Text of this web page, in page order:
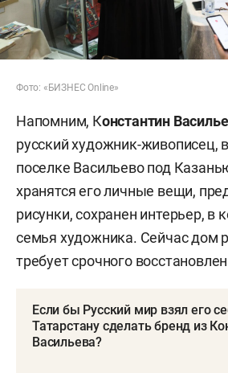
Фото: «БИЗНЕС Online»
Напомним, Константин
русский художник-живописец,
поселке Васильево под
хранятся его личные вещи,
рисунки, сохранен интерьер, в
семья художника. Сейчас дом
требует срочного
Если бы Русский мир взял его
Татарстану сделать бренд из
Васильева?